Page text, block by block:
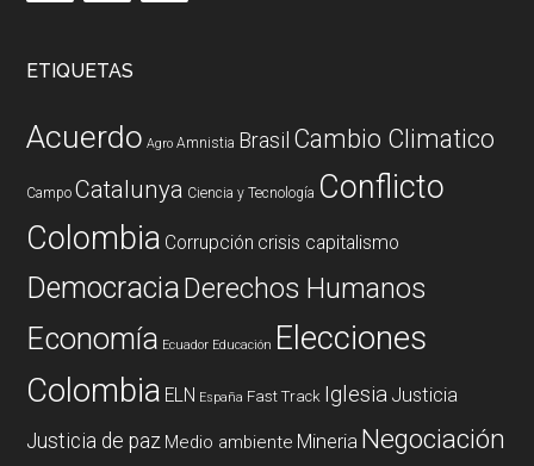
ETIQUETAS
Acuerdo Agro Amnistia Brasil Cambio Climatico
Campo Catalunya Ciencia y Tecnología Conflicto
Colombia Corrupción crisis capitalismo
DemocraciaDerechos Humanos
Economía Ecuador Educación Elecciones
Colombia ELN España Fast Track Iglesia Justicia
Justicia de paz Medio ambiente Mineria Negociación